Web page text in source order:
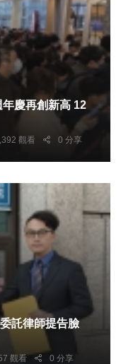
觀看 0 分享
觀看 0 分享